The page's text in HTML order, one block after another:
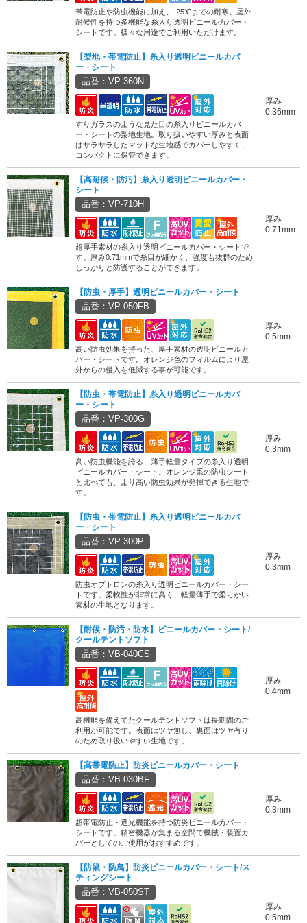
帯電防止や防虫機能に加え、-25℃までの耐寒、屋外
耐候性を持つ多機能な糸入り透明ビニールカバー・
シートです。様々な用途でご利用いただけます。
【梨地・帯電防止】糸入り透明ビニールカバ
ー・シート
品番：VP-360N
すりガラスのような見た目の糸入りビニールカバ
ー・シートの梨地生地。取り扱いやすい厚みと表面
はサラサラしたマットな生地感でカバーしやすく、
コンパクトに保管できます。
厚み
0.36mm
【高耐候・防汚】糸入り透明ビニールカバー・
シート
品番：VP-710H
超厚手素材の糸入り透明ビニールカバー・シートで
す。厚み0.71mmで糸目が細かく、強度も抜群のため
しっかりと防護することができます。
厚み
0.71mm
【防虫・厚手】透明ビニールカバー・シート
品番：VP-050FB
高い防虫効果を持った、厚手素材の透明ビニールカ
バー・シートです。オレンジ色のフィルムにより屋
外からの侵入を低減する事が可能です。
厚み
0.5mm
【防虫・帯電防止】糸入り透明ビニールカバ
ー・シート
品番：VP-300G
高い防虫機能を誇る、薄手軽量タイプの糸入り透明
ビニールカバー・シート。オレンジ系の防虫シート
と比べても、より高い防虫効果が発揮できる生地で
す。
厚み
0.3mm
【防虫・帯電防止】糸入り透明ビニールカバ
ー・シート
品番：VP-300P
防虫オプトロンの糸入り透明ビニールカバー・シー
トです。柔軟性が非常に高く、軽量薄手で柔らかい
素材の生地となります。
厚み
0.3mm
【耐候・防汚・防水】ビニールカバー・シート/
クールテントソフト
品番：VB-040CS
高機能を備えてたクールテントソフトは長期間のご
利用が可能です。表面はツヤ無し、裏面はツヤ有り
のため取り扱いやすい生地です。
厚み
0.4mm
【高帯電防止】防炎ビニールカバー・シート
品番：VB-030BF
超帯電防止・遮光機能を持つ防炎ビニールカバー・
シートです。精密機器が集まる空間で機械・装置カ
バーとしてのご使用がおすすめです。
厚み
0.3mm
【防鼠・防鳥】防炎ビニールカバー・シート/ス
ティングシート
品番：VB-050ST
厚み
0.5mm